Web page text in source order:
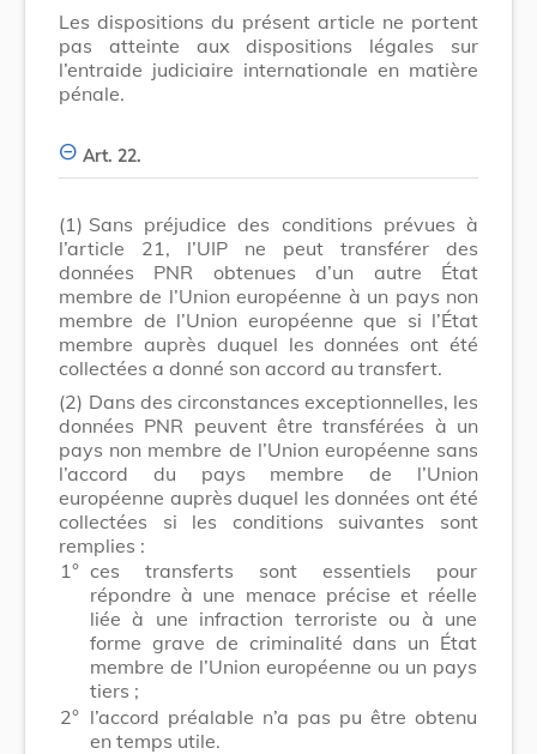
Les dispositions du présent article ne portent
pas atteinte aux dispositions légales sur
l’entraide judiciaire internationale en matière
pénale.
Art. 22.
(1) Sans préjudice des conditions prévues à
l’article 21, l’UIP ne peut transférer des
données PNR obtenues d’un autre État
membre de l’Union européenne à un pays non
membre de l’Union européenne que si l’État
membre auprès duquel les données ont été
collectées a donné son accord au transfert.
(2) Dans des circonstances exceptionnelles, les
données PNR peuvent être transférées à un
pays non membre de l’Union européenne sans
l’accord du pays membre de l’Union
européenne auprès duquel les données ont été
collectées si les conditions suivantes sont
remplies :
1° ces transferts sont essentiels pour
répondre à une menace précise et réelle
liée à une infraction terroriste ou à une
forme grave de criminalité dans un État
membre de l’Union européenne ou un pays
tiers ;
2° l’accord préalable n’a pas pu être obtenu
en temps utile.